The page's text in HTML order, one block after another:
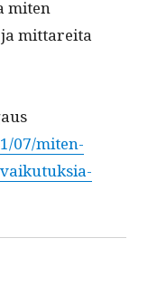
miten
mittare­i­ta
07/miten-